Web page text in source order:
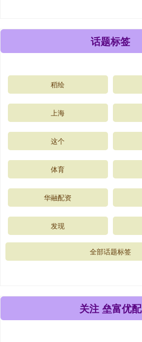
话题标签
稻绘
上海
这个
体育
华融配资
发现
全部话题标签
关注 垒富优配